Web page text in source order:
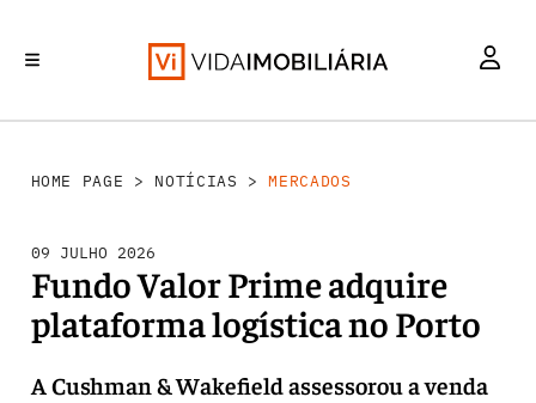
HOME PAGE > NOTÍCIAS >MERCADOS
09 JULHO 2026
Fundo Valor Prime adquire
plataforma logística no Porto
A Cushman & Wakefield assessorou a venda